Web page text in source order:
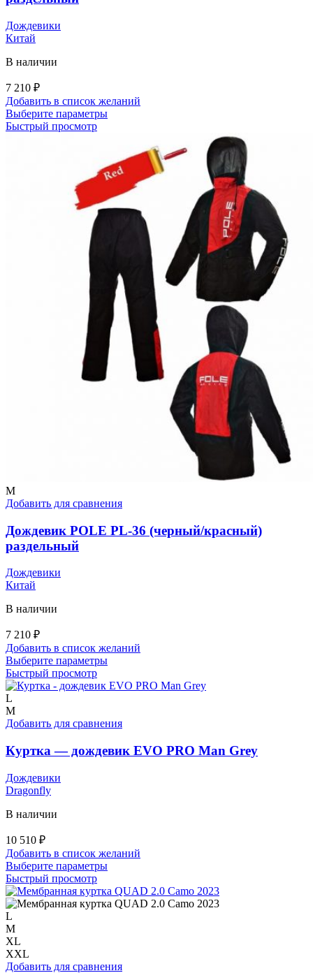
Дождевики
Китай
В наличии
7 210 ₽
Добавить в список желаний
Выберите параметрыЭтот
несколько
вариаций.
Опции
можно
выбрать
странице
Быстрый просмотр
M
Добавить для сравнения
Дождевик POLE PL-36 (черный/красный)
раздельный
Дождевики
Китай
В наличии
7 210 ₽
Добавить в список желаний
Выберите параметрыЭтот
имеет
Опции
выбрать
на
Быстрый просмотр
L
M
Добавить для сравнения
Куртка — дождевик EVO PRO Man Grey
Дождевики
Dragonfly
В наличии
10 510 ₽
Добавить в список желаний
Выберите параметрыЭтот
имеет
несколько
на
Быстрый просмотр
L
M
XL
XXL
Добавить для сравнения